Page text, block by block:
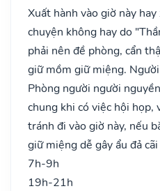
Xuất hành vào giờ này
chuyện không hay do
phải nên đề phòng, cẩn
giữ mồm giữ miệng.
Phòng người người
chung khi có việc hội họp,
tránh đi vào giờ này, nếu
giữ miệng dễ gây ẩu đả
7h-9h
19h-21h